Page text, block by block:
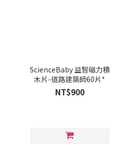
ScienceBaby 益智磁力積
木片-道路建築師60片*
NT$900